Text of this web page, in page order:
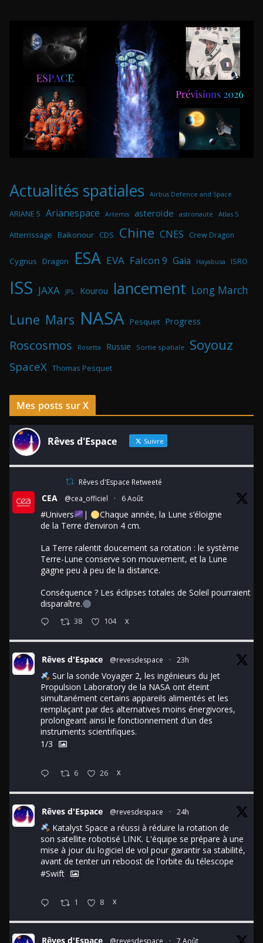
Actualités spatiales Airbus Defence and Space
ARIANE 5 Arianespace Artemis asteroïde astronaute Atlas 5
Atterrissage Baikonour CDS Chine CNES Crew Dragon
Cygnus Dragon ESA EVA Falcon 9 Gaia Hayabusa ISRO
ISS JAXA JPL Kourou lancement Long March
Lune Mars NASA Pesquet Progress
Roscosmos Rosetta Russie Sortie spatiale Soyouz
SpaceX Thomas Pesquet
Mes posts sur X
Rêves d'Espace Suivre
Rêves d'Espace Retweeté
CEA @cea_officiel · 6 Août
#Univers |
Chaque année, la Lune s’éloigne
de la Terre d’environ 4 cm.
La Terre ralentit doucement sa rotation : le système
Terre-Lune conserve son mouvement, et la Lune
gagne peu à peu de la distance.
Conséquence ? Les éclipses totales de Soleil pourraient
disparaître.
38 104 X
Rêves d'Espace @revesdespace · 23h
Sur la sonde Voyager 2, les ingénieurs du Jet
Propulsion Laboratory de la NASA ont éteint
simultanément certains appareils alimentés et les
remplaçant par des alternatives moins énergivores,
prolongeant ainsi le fonctionnement d'un des
instruments scientifiques.
1/3
6 26 X
Rêves d'Espace @revesdespace · 24h
Katalyst Space a réussi à réduire la rotation de
son satellite robotisé LINK. L'équipe se prépare à une
mise à jour du logiciel de vol pour garantir sa stabilité,
avant de tenter un reboost de l'orbite du télescope
#Swift
1 8 X
Rêves d'Espace @revesdespace · 7 Août